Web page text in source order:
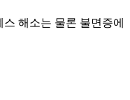
해소는 물론 불면증에